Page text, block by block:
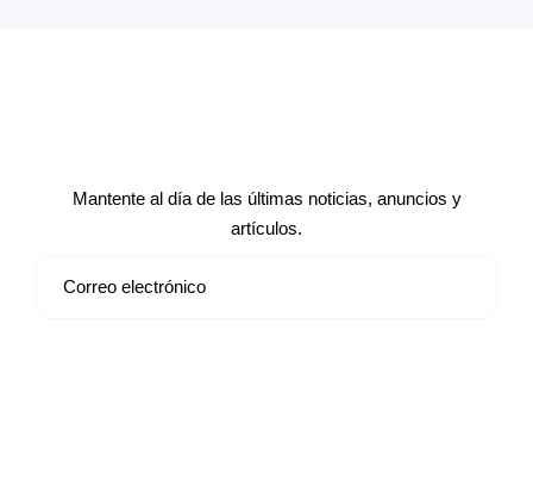
Mantente al día de las últimas noticias, anuncios y
artículos.